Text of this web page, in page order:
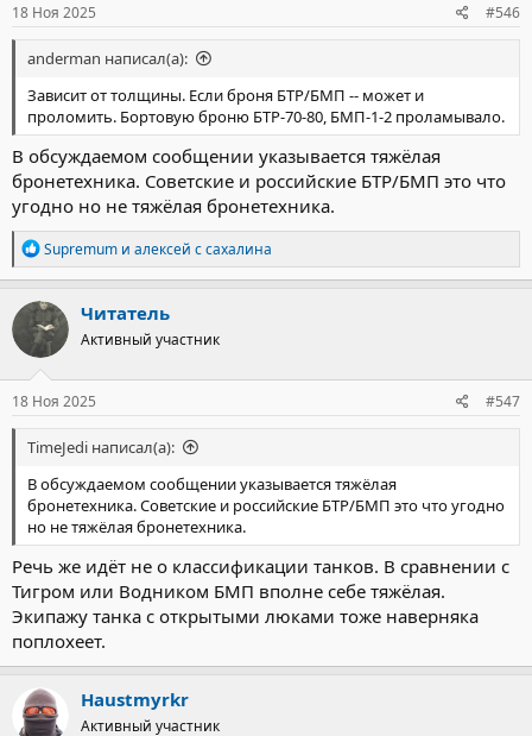
18 Ноя 2025 #546
anderman написал(а):
Зависит от толщины. Если броня БТР/БМП -- может и
проломить. Бортовую броню БТР-70-80, БМП-1-2 проламывало.
В обсуждаемом сообщении указывается тяжёлая
бронетехника. Советские и российские БТР/БМП это что
угодно но не тяжёлая бронетехника.
Р
е
а
к
ц
и
и
:
Supremum и алексей с сахалина
Читатель
Активный участник
18 Ноя 2025 #547
TimeJedi написал(а):
В обсуждаемом сообщении указывается тяжёлая
бронетехника. Советские и российские БТР/БМП это что угодно
но не тяжёлая бронетехника.
Речь же идёт не о классификации танков. В сравнении с
Тигром или Водником БМП вполне себе тяжёлая.
Экипажу танка с открытыми люками тоже наверняка
поплохеет.
Haustmyrkr
Активный участник